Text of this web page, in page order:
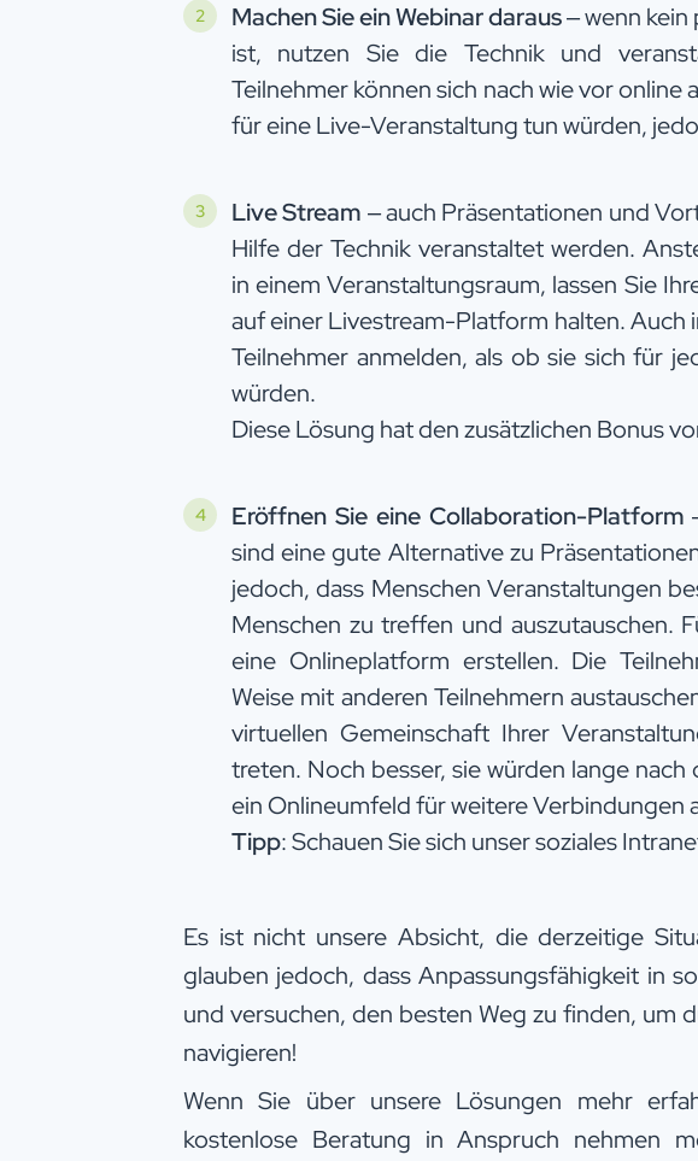
Machen Sie ein Webinar daraus– wenn
ist, nutzen Sie die Technik und
Teilnehmer können sich nach wie vor online
für eine Live-Veranstaltung tun würden,
Live Stream – auch Präsentationen und
Hilfe der Technik veranstaltet werden.
in einem Veranstaltungsraum, lassen Sie
auf einer Livestream-Platform halten. Auch
Teilnehmer anmelden, als ob sie sich für
würden.
Diese Lösung hat den zusätzlichen Bonus
Eröffnen Sie eine Collaboration-Platform
sind eine gute Alternative zu
jedoch, dass Menschen Veranstaltungen
Menschen zu treffen und auszutauschen.
eine Onlineplatform erstellen. Die
Weise mit anderen Teilnehmern
virtuellen Gemeinschaft Ihrer
treten. Noch besser, sie würden lange
ein Onlineumfeld für weitere Verbindungen
Tipp: Schauen Sie sich unser soziales
Es ist nicht unsere Absicht, die derzeitige
glauben jedoch, dass Anpassungsfähigkeit in
und versuchen, den besten Weg zu finden, um
navigieren!
Wenn Sie über unsere Lösungen mehr
kostenlose Beratung in Anspruch nehmen